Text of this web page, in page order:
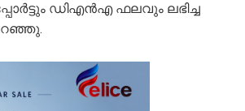
ഡിഎൻഎ ഫലവും ലഭിച്ച